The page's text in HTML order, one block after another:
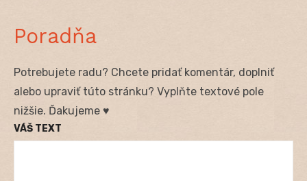
Poradňa
Potrebujete radu? Chcete pridať komentár, doplniť
alebo upraviť túto stránku? Vyplňte textové pole
nižšie. Ďakujeme ♥
VÁŠ TEXT